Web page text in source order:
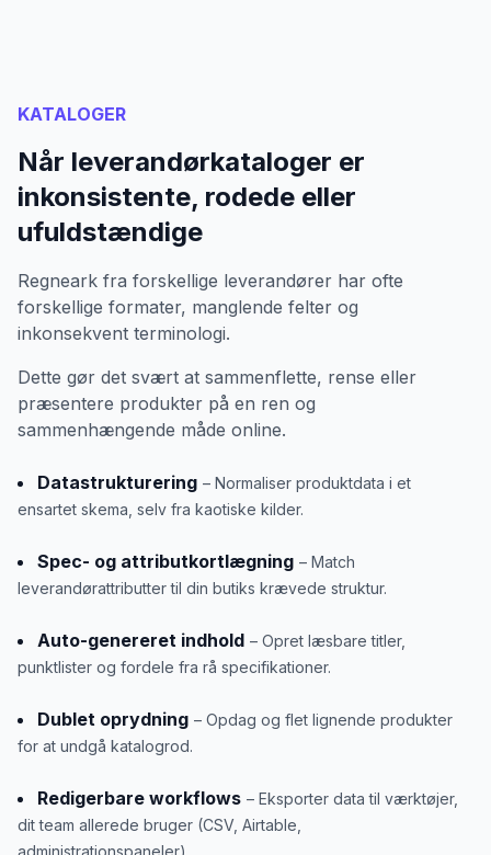
KATALOGER
Når leverandørkataloger er
inkonsistente, rodede eller
ufuldstændige
Regneark fra forskellige leverandører har ofte
forskellige formater, manglende felter og
inkonsekvent terminologi.
Dette gør det svært at sammenflette, rense eller
præsentere produkter på en ren og
sammenhængende måde online.
Datastrukturering – Normaliser produktdata i et
ensartet skema, selv fra kaotiske kilder.
Spec- og attributkortlægning – Match
leverandørattributter til din butiks krævede struktur.
Auto-genereret indhold – Opret læsbare titler,
punktlister og fordele fra rå specifikationer.
Dublet oprydning – Opdag og flet lignende produkter
for at undgå katalogrod.
Redigerbare workflows – Eksporter data til værktøjer,
dit team allerede bruger (CSV, Airtable,
administrationspaneler).